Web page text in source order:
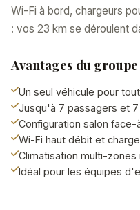
Wi-Fi à bord, chargeurs
: vos 23 km se déroulent
Avantages du
Un seul véhicule pour
Jusqu'à 7 passagers et 7
Configuration salon face-
Wi-Fi haut débit et
Climatisation multi-zones
Idéal pour les équipes